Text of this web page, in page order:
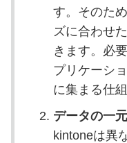
す。そのた
ズに合わせ
きます。必
プリケーシ
に集まる仕
データの一
kintoneは異